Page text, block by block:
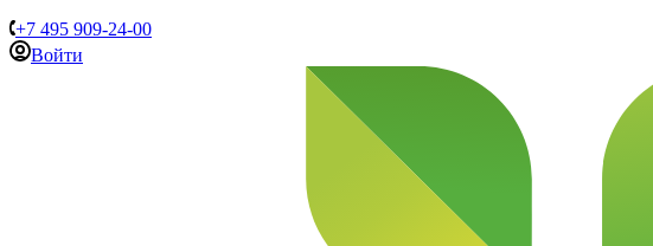
+7 495 909-24-00
Войти